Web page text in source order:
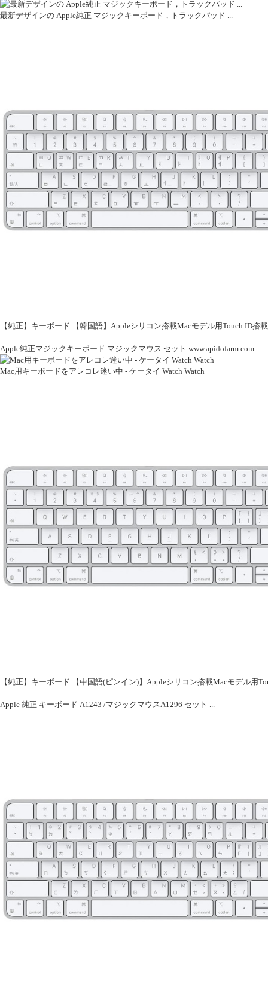
最新デザインの Apple純正 マジックキーボード，トラックパッド ...
【純正】キーボード 【韓国語】Appleシリコン搭載Macモデル用Touch ID
Apple純正マジックキーボード マジックマウス セット www.apidofarm.com
Mac用キーボードをアレコレ迷い中 - ケータイ Watch Watch
【純正】キーボード 【中国語(ピンイン)】Appleシリコン搭載Macモデル用
Apple 純正 キーボード A1243 /マジックマウスA1296 セット ...